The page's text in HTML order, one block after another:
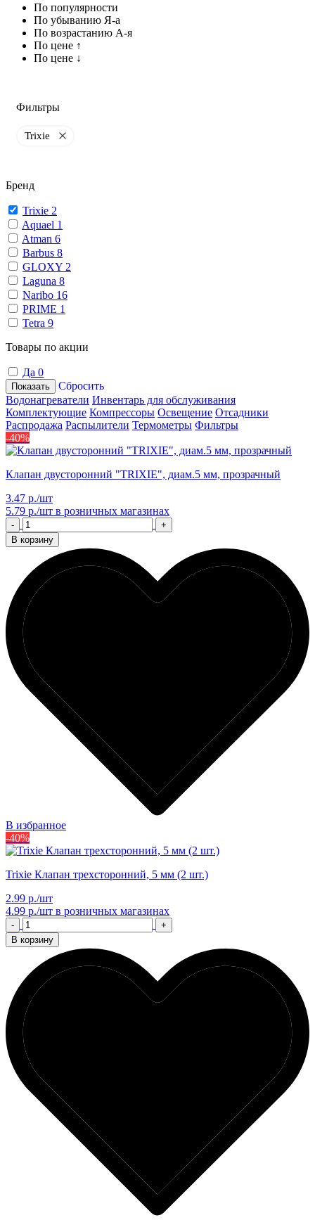
По популярности
По убыванию Я-а
По возрастанию А-я
По цене ↑
По цене ↓
Фильтры
Trixie
Бренд
Trixie 2
Aquael 1
Atman 6
Barbus 8
GLOXY 2
Laguna 8
Naribo 16
PRIME 1
Tetra 9
Товары по акции
Да 0
Показать
Сбросить
Водонагреватели Инвентарь для обслуживания
Комплектующие Компрессоры Освещение Отсадники
Распродажа Распылители Термометры Фильтры
-40%
Клапан двусторонний "TRIXIE", диам.5 мм, прозрачный
3.47 р./шт
5.79 р./шт в розничных магазинах
-
+
В корзину
В избранное
-40%
Trixie Клапан трехсторонний, 5 мм (2 шт.)
2.99 р./шт
4.99 р./шт в розничных магазинах
-
+
В корзину